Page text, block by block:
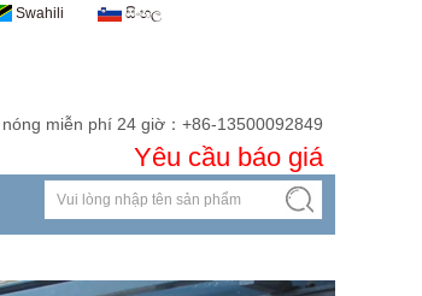
Swahili සිංහල
miễn phí 24 giờ：+86-13500092849
Yêu cầu báo giá